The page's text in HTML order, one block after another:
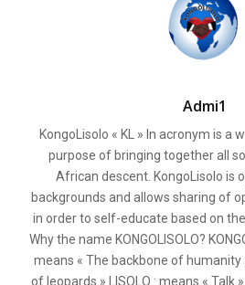
Admi1
KongoLisolo « KL » In acronym is a
purpose of bringing together all
African descent. KongoLisolo is
backgrounds and allows sharing of
in order to self-educate based on
Why the name KONGOLISOLO?
means « The backbone of humanity
of leopards » LISOLO : means « Talk